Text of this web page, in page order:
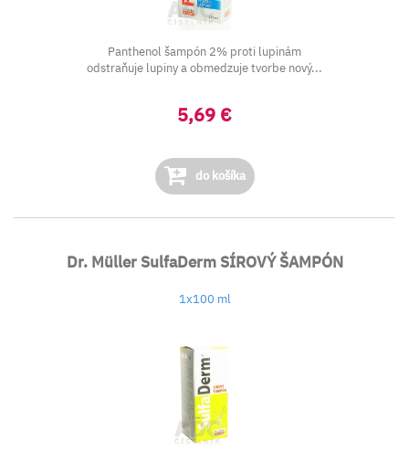
Panthenol šampón 2% proti lupinám
odstraňuje lupiny a obmedzuje tvorbe nový...
5,69 €
do košíka
Dr. Müller SulfaDerm SÍROVÝ ŠAMPÓN
1x100 ml